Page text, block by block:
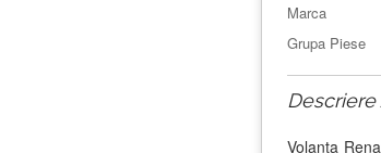
Marca
Grupa Piese
Descriere
Volanta